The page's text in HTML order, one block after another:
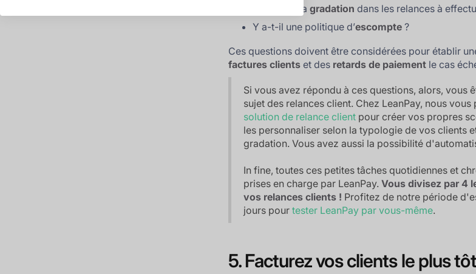
Quelle est lagradation dans les relances à
Y a-t-il une politique d’escompte ?
Ces questions doivent être considérées pour établir
factures clients et des retards de paiement le cas
Si vous avez répondu à ces questions, alors, vous
sujet des relances client. Chez LeanPay, nous
solution de relance client pour créer vos propres
les personnaliser selon la typologie de vos clients
gradation. Vous avez aussi la possibilité
In fine, toutes ces petites tâches quotidiennes et
prises en charge par LeanPay.Vous divisez par 4
vos relances clients ! Profitez de notre période
jours pourtester LeanPay par vous-même.
5. Facturez vos clients le plus